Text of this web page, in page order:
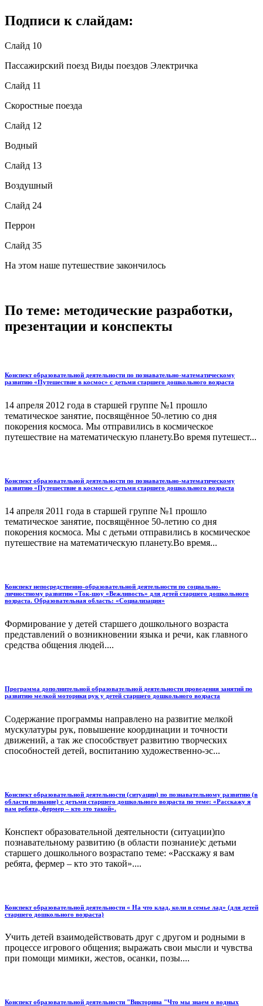
Подписи к слайдам:
Слайд 10
Пассажирский поезд Виды поездов Электричка
Слайд 11
Скоростные поезда
Слайд 12
Водный
Слайд 13
Воздушный
Слайд 24
Перрон
Слайд 35
На этом наше путешествие закончилось
По теме: методические разработки,
презентации и конспекты
Конспект образовательной деятельности по познавательно-математическому
развитию «Путешествие в космос» с детьми старшего дошкольного возраста
14 апреля 2012 года в старшей группе №1 прошло
тематическое занятие, посвящённое 50-летию со дня
покорения космоса. Мы отправились в космическое
путешествие на математическую планету.Во время путешест...
Конспект образовательной деятельности по познавательно-математическому
развитию «Путешествие в космос» с детьми старшего дошкольного возраста
14 апреля 2011 года в старшей группе №1 прошло
тематическое занятие, посвящённое 50-летию со дня
покорения космоса. Мы с детьми отправились в космическое
путешествие на математическую планету.Во время...
Конспект непосредственно-образовательной деятельности по социально-
личностному развитию «Ток-шоу «Вежливость» для детей старшего дошкольного
возраста. Образовательная область: «Социализация»
Формирование у детей старшего дошкольного возраста
представлений о возникновении языка и речи, как главного
средства общения людей....
Программа дополнительной образовательной деятельности проведения занятий по
развитию мелкой моторики рук у детей старшего дошкольного возраста
Содержание программы направлено на развитие мелкой
мускулатуры рук, повышение координации и точности
движений, а так же способствует развитию творческих
способностей детей, воспитанию художественно-эс...
Конспект образовательной деятельности (ситуации) по познавательному развитию (в
области познание) с детьми старшего дошкольного возраста по теме: «Расскажу я
вам ребята, фермер – кто это такой».
Конспект образовательной деятельности (ситуации)по
познавательному развитию (в области познание)с детьми
старшего дошкольного возрастапо теме: «Расскажу я вам
ребята, фермер – кто это такой»....
Конспект образовательной деятельности « На что клад, коли в семье лад» (для детей
старшего дошкольного возраста)
Учить детей взаимодействовать друг с другом и родными в
процессе игрового общения; выражать свои мысли и чувства
при помощи мимики, жестов, осанки, позы....
Конспект образовательной деятельности "Викторина "Что мы знаем о водных